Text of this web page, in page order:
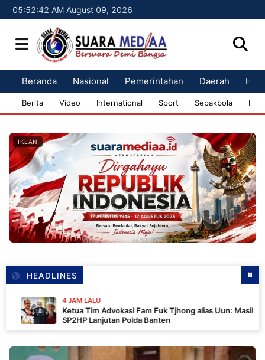
05:52:43 AM August 09, 2026
Beranda Nasional Pemerintahan Daerah
Berita Video International Sport Sepakbola
IKLAN
HEADLINES
4 JAM LALU
Ketua Tim Advokasi Fam Fuk Tjhong alias Uun: Masih Tunggu
SP2HP Lanjutan Polda Banten